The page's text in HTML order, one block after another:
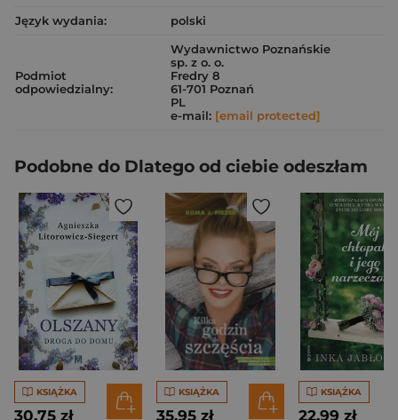
Język wydania:
polski
Podmiot
odpowiedzialny:
Wydawnictwo Poznańskie
sp. z o. o.
Fredry 8
61-701 Poznań
PL
e-mail: [email protected]
Podobne do Dlatego od ciebie odeszłam
KSIĄŻKA
30,75 zł
KSIĄŻKA
35,95 zł
KSIĄŻKA
22,99 zł